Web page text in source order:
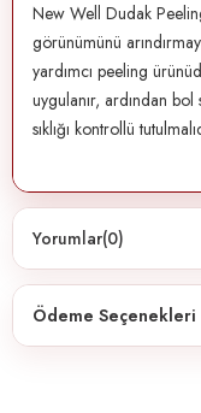
New Well Dudak
görünümünü
yardımcı peeling
uygulanır, ardından bol
sıklığı kontrollü
Yorumlar(0)
Ödeme Seçenekleri